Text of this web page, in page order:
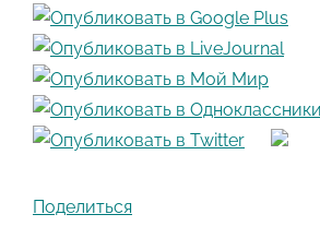
Поделиться